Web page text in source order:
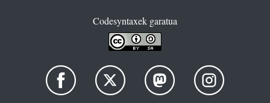
Codesyntaxek garatua